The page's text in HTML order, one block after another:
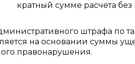
кратный сумме расчета
штрафа по
на основании суммы
правонарушения.